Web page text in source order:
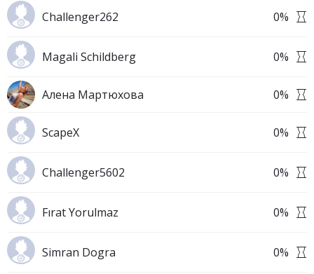
Challenger262 0%
Magali Schildberg 0%
Алена Мартюхова 0%
ScapeX 0%
Challenger5602 0%
Fırat Yorulmaz 0%
Simran Dogra 0%